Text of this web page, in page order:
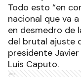
Todo esto “en
nacional que va
en desmedro de
del brutal ajuste
presidente
Luis Caputo.
Ads